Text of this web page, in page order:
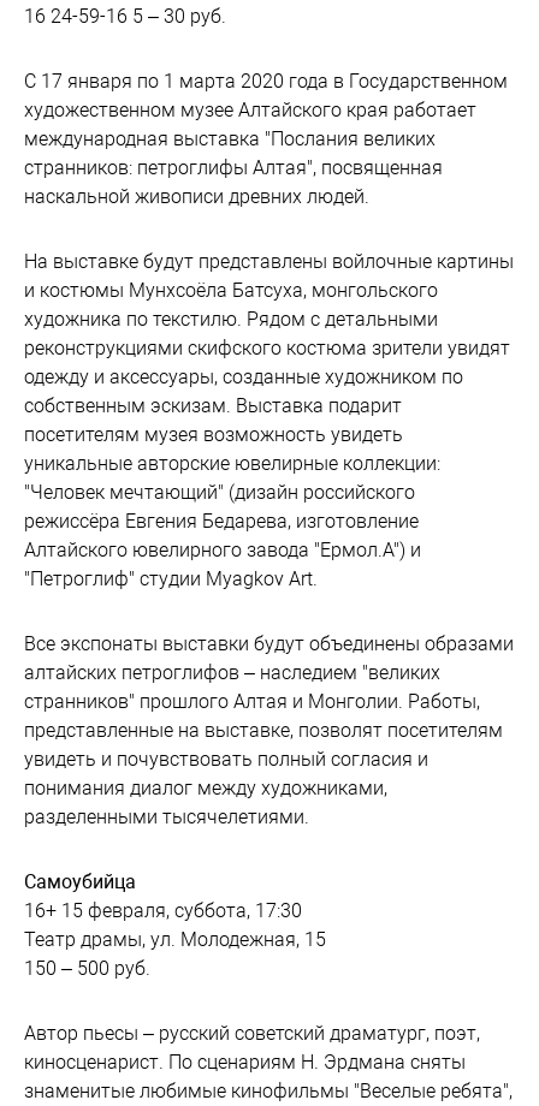
16 24-59-16 5 – 30 руб.
С 17 января по 1 марта 2020 года в Государственном
художественном музее Алтайского края работает
международная выставка "Послания великих
странников: петроглифы Алтая", посвященная
наскальной живописи древних людей.
На выставке будут представлены войлочные картины
и костюмы Мунхсоёла Батсуха, монгольского
художника по текстилю. Рядом с детальными
реконструкциями скифского костюма зрители увидят
одежду и аксессуары, созданные художником по
собственным эскизам. Выставка подарит
посетителям музея возможность увидеть
уникальные авторские ювелирные коллекции:
"Человек мечтающий" (дизайн российского
режиссёра Евгения Бедарева, изготовление
Алтайского ювелирного завода "Ермол.А") и
"Петроглиф" студии Myagkov Art.
Все экспонаты выставки будут объединены образами
алтайских петроглифов – наследием "великих
странников" прошлого Алтая и Монголии. Работы,
представленные на выставке, позволят посетителям
увидеть и почувствовать полный согласия и
понимания диалог между художниками,
разделенными тысячелетиями.
Самоубийца
16+ 15 февраля, суббота, 17:30
Театр драмы, ул. Молодежная, 15
150 – 500 руб.
Автор пьесы – русский советский драматург, поэт,
киносценарист. По сценариям Н. Эрдмана сняты
знаменитые любимые кинофильмы "Веселые ребята",